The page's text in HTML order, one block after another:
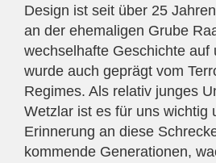
Design ist seit über 25
an der ehemaligen Grube
wechselhafte Geschichte auf
wurde auch geprägt vom
Regimes. Als relativ junges
Wetzlar ist es für uns wichtig
Erinnerung an diese
kommende Generationen,